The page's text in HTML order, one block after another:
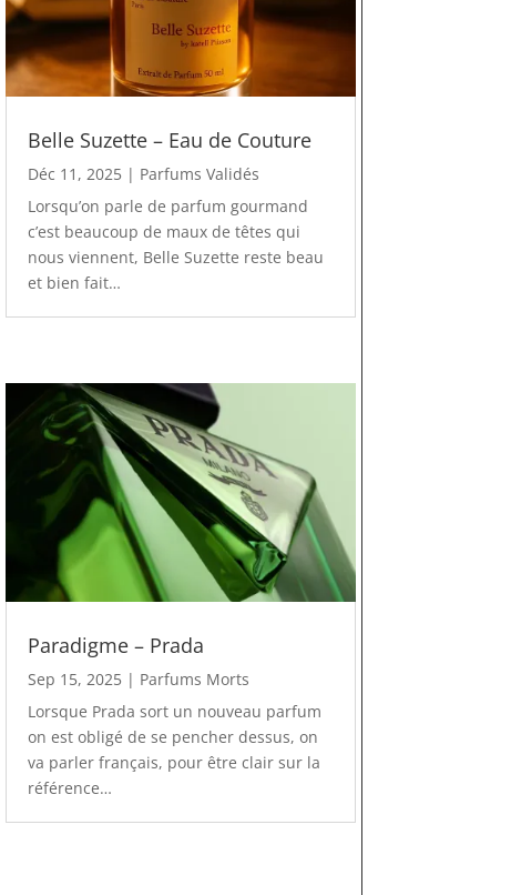
Belle Suzette – Eau de Couture
Déc 11, 2025 | Parfums Validés
Lorsqu’on parle de parfum gourmand
c’est beaucoup de maux de têtes qui
nous viennent, Belle Suzette reste beau
et bien fait…
Paradigme – Prada
Sep 15, 2025 | Parfums Morts
Lorsque Prada sort un nouveau parfum
on est obligé de se pencher dessus, on
va parler français, pour être clair sur la
référence…